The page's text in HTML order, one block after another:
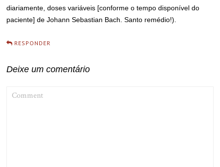
diariamente, doses variáveis [conforme o tempo disponível do
paciente] de Johann Sebastian Bach. Santo remédio!).
RESPONDER
Deixe um comentário